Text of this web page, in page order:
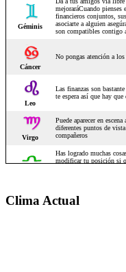
Clima Actual